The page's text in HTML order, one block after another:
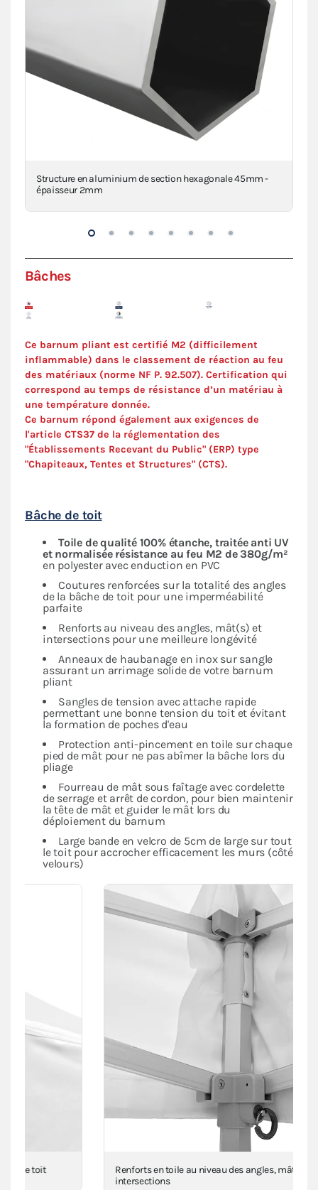
Structure en aluminium de section hexagonale 45mm -
épaisseur 2mm
Bâches
Ce barnum pliant est certifié M2 (difficilement
inflammable) dans le classement de réaction au feu
des matériaux (norme NF P. 92.507). Certification qui
correspond au temps de résistance d’un matériau à
une température donnée.
Ce barnum répond également aux exigences de
l'article CTS37 de la réglementation des
"Établissements Recevant du Public" (ERP) type
"Chapiteaux, Tentes et Structures" (CTS).
Bâche de toit
Toile de qualité 100% étanche, traitée anti UV
et normalisée résistance au feu M2 de 380g/m²
en polyester avec enduction en PVC
Coutures renforcées sur la totalité des angles
de la bâche de toit pour une imperméabilité
parfaite
Renforts au niveau des angles, mât(s) et
intersections pour une meilleure longévité
Anneaux de haubanage en inox sur sangle
assurant un arrimage solide de votre barnum
pliant
Sangles de tension avec attache rapide
permettant une bonne tension du toit et évitant
la formation de poches d'eau
Protection anti-pincement en toile sur chaque
pied de mât pour ne pas abîmer la bâche lors du
pliage
Fourreau de mât sous faîtage avec cordelette
de serrage et arrêt de cordon, pour bien maintenir
la tête de mât et guider le mât lors du
déploiement du barnum
Large bande en velcro de 5cm de large sur tout
le toit pour accrocher efficacement les murs (côté
velours)
Renforts en toile au niveau des angles, mât(s) et